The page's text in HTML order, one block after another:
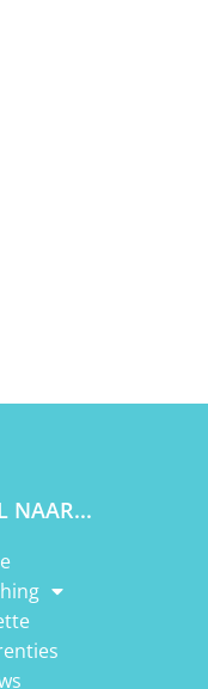
NAAR...